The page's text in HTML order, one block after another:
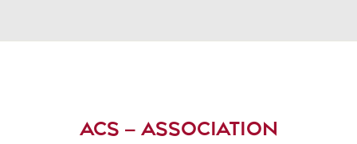
ACS – ASSOCIATION